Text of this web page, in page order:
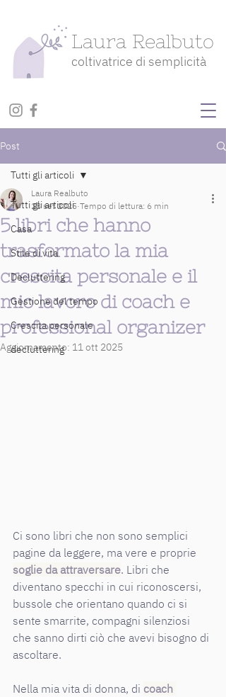
Laura Realbuto
coltivatrice di semplicità
Post
Tutti gli articoli
Casa
Stile di vita
Decluttering
Gestione del tempo
Crescita personale
decluttering
Tutti gli articoli
5 libri che hanno
trasformato la mia
crescita personale e il
mio lavoro di coach e
professional organizer
Laura Realbuto
28 set 2025 Tempo di lettura: 6 min
Aggiornamento: 11 ott 2025
Ci sono libri che non sono semplici
pagine da leggere, ma vere e proprie
soglie da attraversare. Libri che
diventano specchi in cui riconoscersi,
bussole che orientano quando ci si
sente smarrite, compagni silenziosi
che sanno dirti ciò che avevi bisogno di
ascoltare.
Nella mia vita di donna, di coach